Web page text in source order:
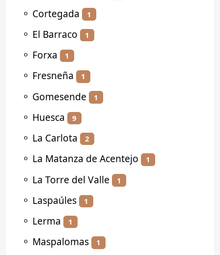
⚬ Cortegada 1
⚬ El Barraco 1
⚬ Forxa 1
⚬ Fresneña 1
⚬ Gomesende 1
⚬ Huesca 9
⚬ La Carlota 2
⚬ La Matanza de Acentejo 1
⚬ La Torre del Valle 1
⚬ Laspaúles 1
⚬ Lerma 1
⚬ Maspalomas 1